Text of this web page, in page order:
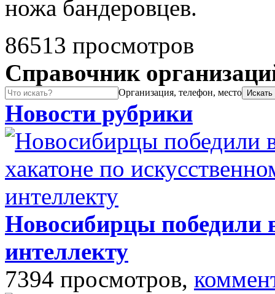
ножа бандеровцев.
86513 просмотров
Справочник
Организация, телефон, место
Новости рубрики
Новосибирцы победили
интеллекту
7394 просмотров,